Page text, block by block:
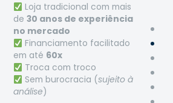
Loja tradicional com mais
de 30 anos de experiência
no mercado
Financiamento facilitado
em até 60x
Troca com troco
Sem burocracia (sujeito à
análise)